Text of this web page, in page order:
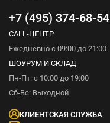
+7 (495) 374-68-54
CALL-ЦЕНТР
Ежедневно с 09:00 до 21:00
ШОУРУМ И СКЛАД
Пн-Пт: с 10:00 до 19:00
Сб-Вс: Выходной
КЛИЕНТСКАЯ СЛУЖБА